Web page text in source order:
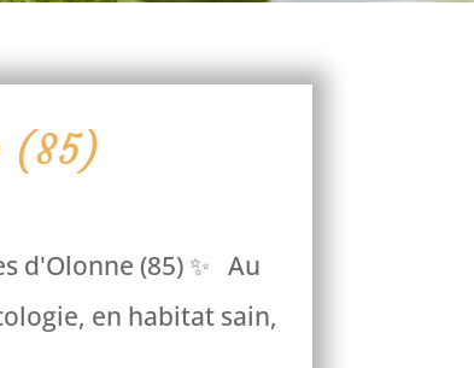
(85)
d'Olonne (85) ✨ Au
en habitat sain,